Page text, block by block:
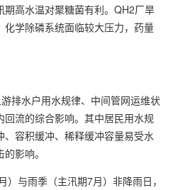
高水温对聚糖菌有利。QH2厂旱
学除磷系统面临较大压力，药量
排水户用水规律、中间管网运维状
流的综合影响。其中居民用水规
容积缓冲、稀释缓冲容量易受水
影响。
）与雨季（主汛期7月）非降雨日，